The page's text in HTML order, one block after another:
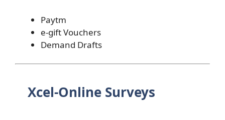
Paytm
e-gift Vouchers
Demand Drafts
Xcel-Online Surveys